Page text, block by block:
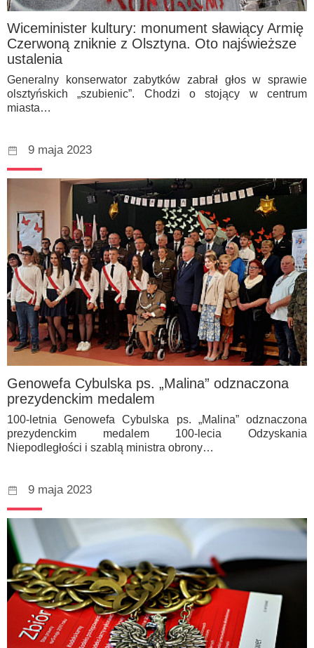
Wiceminister kultury: monument sławiący Armię
Czerwoną zniknie z Olsztyna. Oto najświeższe
ustalenia
Generalny konserwator zabytków zabrał głos w sprawie
olsztyńskich „szubienic”. Chodzi o stojący w centrum
miasta…
9 maja 2023
Genowefa Cybulska ps. „Malina” odznaczona
prezydenckim medalem
100-letnia Genowefa Cybulska ps. „Malina” odznaczona
prezydenckim medalem 100-lecia Odzyskania
Niepodległości i szablą ministra obrony…
9 maja 2023